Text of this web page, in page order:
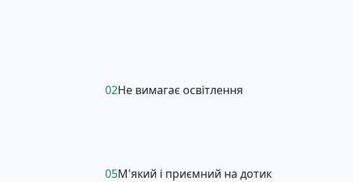
02Не вимагає освітлення
05М'який і приємний на дотик